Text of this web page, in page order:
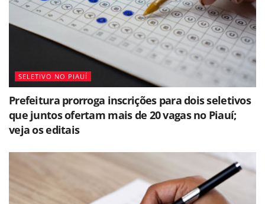
SELETIVO NO PIAUÍ
Prefeitura prorroga inscrições para dois seletivos
que juntos ofertam mais de 20 vagas no Piauí;
veja os editais